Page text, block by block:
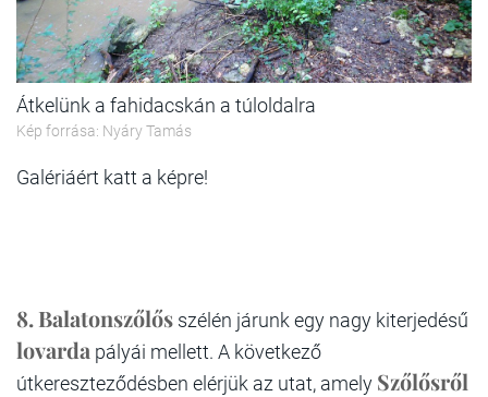
Átkelünk a fahidacskán a túloldalra
Kép forrása: Nyáry Tamás
Galériáért katt a képre!
8.Balatonszőlős szélén járunk egy nagy kiterjedésű
lovarda pályái mellett. A következő
útkereszteződésben elérjük az utat, amely Szőlősről